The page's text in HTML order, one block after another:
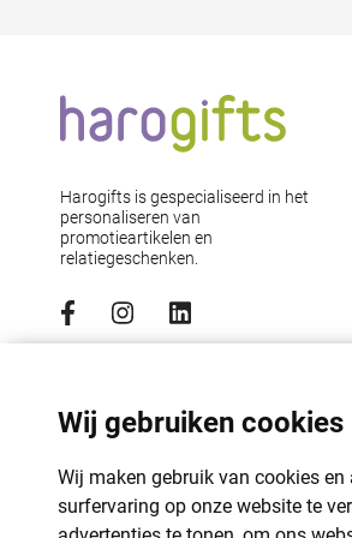
Wij gebruiken cookies
Wij maken gebruik van cookies
surfervaring op onze website te
Harogifts is gespecialiseerd in het
personaliseren van
promotieartikelen en
relatiegeschenken.